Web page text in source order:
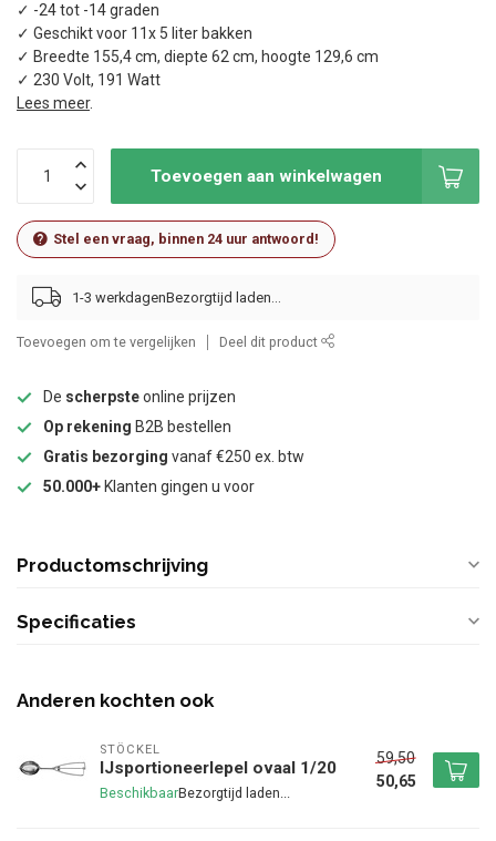
✓ -24 tot -14 graden
✓ Geschikt voor 11x 5 liter bakken
✓ Breedte 155,4 cm, diepte 62 cm, hoogte 129,6 cm
✓ 230 Volt, 191 Watt
Lees meer.
Toevoegen aan winkelwagen
Stel een vraag, binnen 24 uur antwoord!
1-3 werkdagen
Toevoegen om te vergelijken Deel dit product
De scherpsteonline prijzen
Op rekening B2B bestellen
Gratis bezorging vanaf €250 ex. btw
50.000+ Klanten gingen u voor
Productomschrijving
Specificaties
Anderen kochten ook
STÖCKEL
IJsportioneerlepel ovaal 1/20
Beschikbaar
59,50
50,65